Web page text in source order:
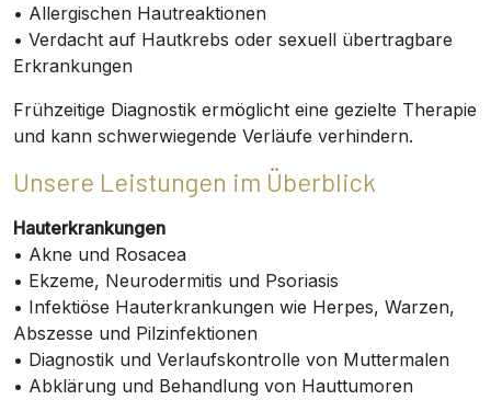
• Allergischen Hautreaktionen
• Verdacht auf Hautkrebs oder sexuell übertragbare
Erkrankungen
Frühzeitige Diagnostik ermöglicht eine gezielte Therapie
und kann schwerwiegende Verläufe verhindern.
Unsere Leistungen im Überblick
Hauterkrankungen
• Akne und Rosacea
• Ekzeme, Neurodermitis und Psoriasis
• Infektiöse Hauterkrankungen wie Herpes, Warzen,
Abszesse und Pilzinfektionen
• Diagnostik und Verlaufskontrolle von Muttermalen
• Abklärung und Behandlung von Hauttumoren